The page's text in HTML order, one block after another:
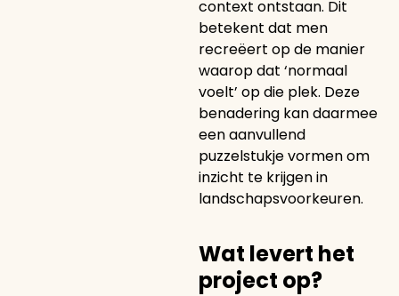
context ontstaan. Dit
betekent dat men
recreëert op de manier
waarop dat ‘normaal
voelt’ op die plek. Deze
benadering kan daarmee
een aanvullend
puzzelstukje vormen om
inzicht te krijgen in
landschapsvoorkeuren.
Wat levert het
project op?